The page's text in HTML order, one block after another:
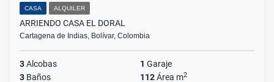
CASA ALQUILER
ARRIENDO CASA EL DORAL
Cartagena de Indias, Bolívar, Colombia
3Alcobas 1 Garaje
3 Baños 112Área m2